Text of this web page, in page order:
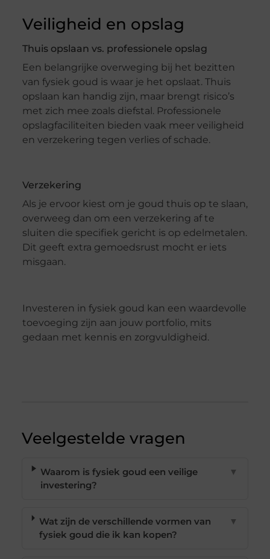
Veiligheid en opslag
Thuis opslaan vs. professionele opslag
Een belangrijke overweging bij het bezitten
van fysiek goud is waar je het opslaat. Thuis
opslaan kan handig zijn, maar brengt risico’s
met zich mee zoals diefstal. Professionele
opslagfaciliteiten bieden vaak meer veiligheid
en verzekering tegen verlies of schade.
Verzekering
Als je ervoor kiest om je goud thuis op te slaan,
overweeg dan om een verzekering af te
sluiten die specifiek gericht is op edelmetalen.
Dit geeft extra gemoedsrust mocht er iets
misgaan.
Investeren in fysiek goud kan een waardevolle
toevoeging zijn aan jouw portfolio, mits
gedaan met kennis en zorgvuldigheid.
Veelgestelde vragen
Waarom is fysiek goud een veilige
investering?
▼
Wat zijn de verschillende vormen van
fysiek goud die ik kan kopen?
▼